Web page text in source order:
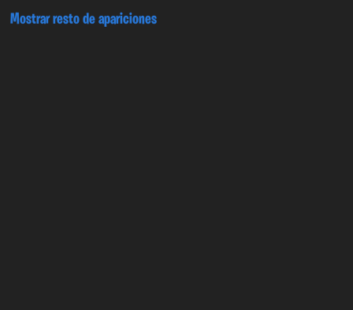
Mostrar resto de apariciones